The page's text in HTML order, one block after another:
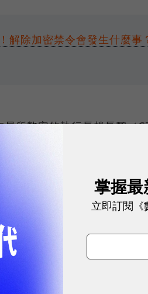
解除加密禁令會發生什麼事
所幣安的執行長趙長鵬（
皮書的時機點很有趣。」
掌握最
立即訂閱《